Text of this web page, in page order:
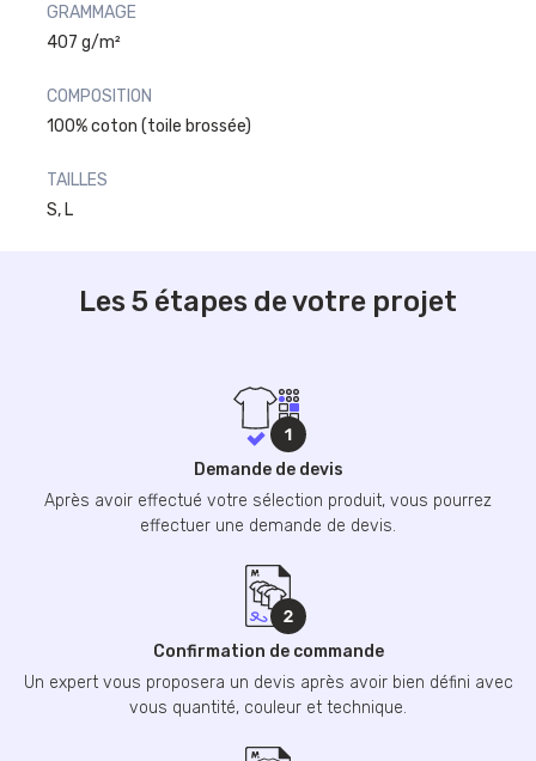
GRAMMAGE
407 g/m²
COMPOSITION
100% coton (toile brossée)
TAILLES
S, L
Les 5 étapes de votre projet
Demande de devis
Après avoir effectué votre sélection produit, vous pourrez
effectuer une demande de devis.
Confirmation de commande
Un expert vous proposera un devis après avoir bien défini avec
vous quantité, couleur et technique.